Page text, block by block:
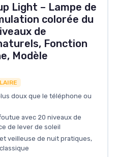
Light – Lampe de
colorée du
de
Fonction
Modèle
doux que le téléphone ou
avec 20 niveaux de
de lever de soleil
veilleuse de nuit pratiques,